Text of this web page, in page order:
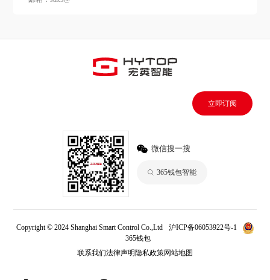
立即订阅
微信搜一搜
365钱包智能
Copyright © 2024 Shanghai Smart Control Co.,Ltd
沪ICP备06053922号-1
365钱包
联系我们法律声明 隐私政策网站地图